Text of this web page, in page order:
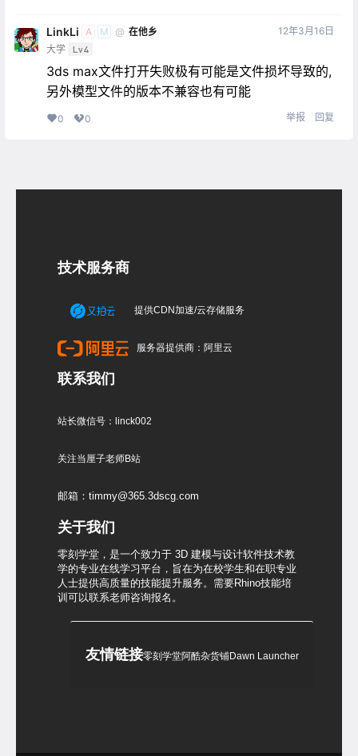
LinkLi A M @ 在他乡
大学 Lv4
12年3月16日
3ds max文件打开失败极有可能是文件损坏导致的,
另外模型文件的版本不兼容也有可能
0 0 举报 回复
技术服务商
提供CDN加速/云存储服务
服务器提供商：阿里云
联系我们
站长微信号：linck002
关注当厘子老师B站
邮箱：timmy@365.3dscg.com
关于我们
零刻学堂，是一个致力于 3D 建模与设计软件技术教
学的专业在线学习平台，旨在为在校学生和在职专业
人士提供高质量的技能提升服务。需要Rhino技能培
训可以联系老师咨询报名。
友情链接零刻学堂阿酷杂货铺Dawn Launcher